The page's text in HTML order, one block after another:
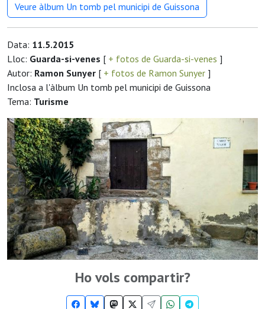
Veure àlbum Un tomb pel municipi de Guissona
Data: 11.5.2015
Lloc: Guarda-si-venes [ + fotos de Guarda-si-venes ]
Autor: Ramon Sunyer [ + fotos de Ramon Sunyer ]
Inclosa a l'àlbum Un tomb pel municipi de Guissona
Tema: Turisme
Ho vols compartir?